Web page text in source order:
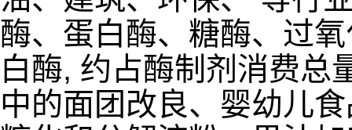
酶、蛋白酶、糖酶、过
白酶, 约占酶制剂消费总
中的面团改良、婴幼儿